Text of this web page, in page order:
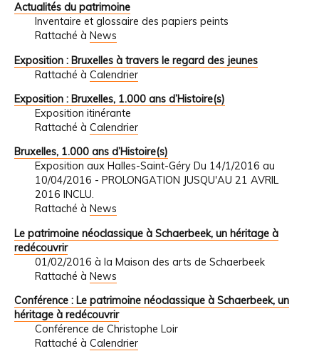
Actualités du patrimoine
Inventaire et glossaire des papiers peints
Rattaché à News
Exposition : Bruxelles à travers le regard des jeunes
Rattaché à Calendrier
Exposition : Bruxelles, 1.000 ans d’Histoire(s)
Exposition itinérante
Rattaché à Calendrier
Bruxelles, 1.000 ans d’Histoire(s)
Exposition aux Halles-Saint-Géry Du 14/1/2016 au
10/04/2016 - PROLONGATION JUSQU'AU 21 AVRIL
2016 INCLU.
Rattaché à News
Le patrimoine néoclassique à Schaerbeek, un héritage à
redécouvrir
01/02/2016 à la Maison des arts de Schaerbeek
Rattaché à News
Conférence : Le patrimoine néoclassique à Schaerbeek, un
héritage à redécouvrir
Conférence de Christophe Loir
Rattaché à Calendrier